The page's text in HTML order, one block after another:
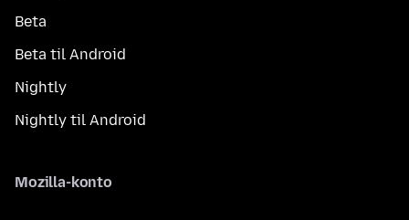
Beta
Beta til Android
Nightly
Nightly til Android
Mozilla-konto